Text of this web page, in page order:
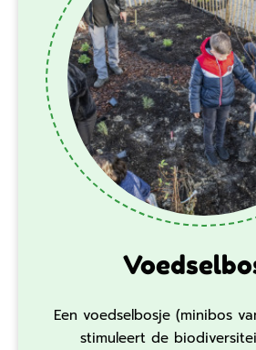
Een voedselbosje (minibos
stimuleert de